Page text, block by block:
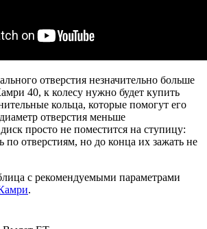
отверстия незначительно больше
40, к колесу нужно будет купить
кольца, которые помогут его
отверстия меньше
просто не поместится на ступицу:
по отверстиям, но до конца их зажать не
с рекомендуемыми параметрами
.